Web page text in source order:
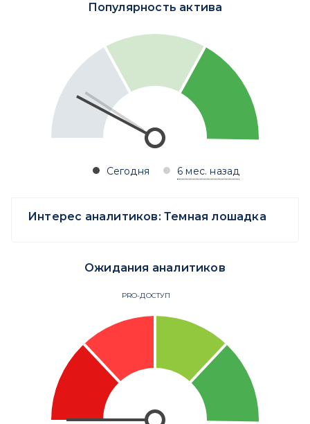
Популярность актива
Сегодня 6 мес. назад
Интерес аналитиков: Темная лошадка
Ожидания аналитиков
PRO-ДОСТУП